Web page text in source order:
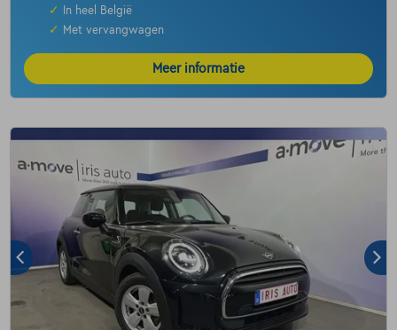
✓
In heel België
✓
Met vervangwagen
Meer informatie